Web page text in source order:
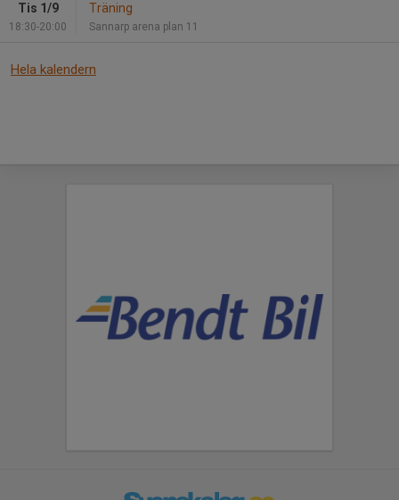
Tis 1/9
18:30-20:00
Träning
Sannarp arena plan 11
Hela kalendern